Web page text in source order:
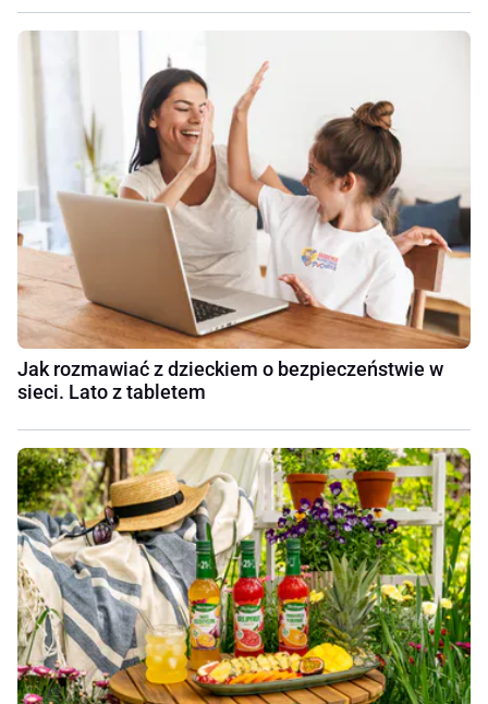
Jak rozmawiać z dzieckiem o bezpieczeństwie w
sieci. Lato z tabletem